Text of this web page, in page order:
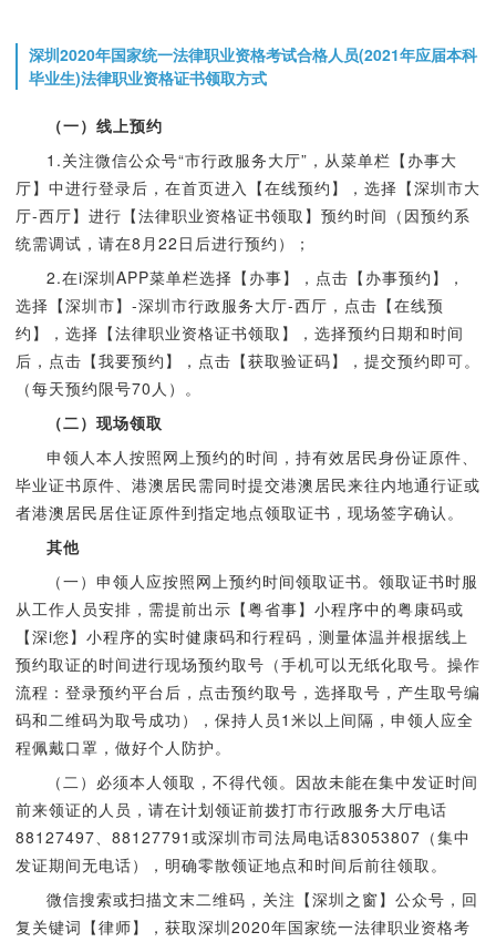
深圳2020年国家统一法律职业资格考试合格人员(2021年应届本科
毕业生)法律职业资格证书领取方式
（一）线上预约
1.关注微信公众号“市行政服务大厅”，从菜单栏【办事大
厅】中进行登录后，在首页进入【在线预约】，选择【深圳市大
厅-西厅】进行【法律职业资格证书领取】预约时间（因预约系
统需调试，请在8月22日后进行预约）；
2.在i深圳APP菜单栏选择【办事】，点击【办事预约】，
选择【深圳市】-深圳市行政服务大厅-西厅，点击【在线预
约】，选择【法律职业资格证书领取】，选择预约日期和时间
后，点击【我要预约】，点击【获取验证码】，提交预约即可。
（每天预约限号70人）。
（二）现场领取
申领人本人按照网上预约的时间，持有效居民身份证原件、
毕业证书原件、港澳居民需同时提交港澳居民来往内地通行证或
者港澳居民居住证原件到指定地点领取证书，现场签字确认。
其他
（一）申领人应按照网上预约时间领取证书。领取证书时服
从工作人员安排，需提前出示【粤省事】小程序中的粤康码或
【深i您】小程序的实时健康码和行程码，测量体温并根据线上
预约取证的时间进行现场预约取号（手机可以无纸化取号。操作
流程：登录预约平台后，点击预约取号，选择取号，产生取号编
码和二维码为取号成功），保持人员1米以上间隔，申领人应全
程佩戴口罩，做好个人防护。
（二）必须本人领取，不得代领。因故未能在集中发证时间
前来领证的人员，请在计划领证前拨打市行政服务大厅电话
88127497、88127791或深圳市司法局电话83053807（集中
发证期间无电话），明确零散领证地点和时间后前往领取。
微信搜索或扫描文末二维码，关注【深圳之窗】公众号，回
复关键词【律师】，获取深圳2020年国家统一法律职业资格考